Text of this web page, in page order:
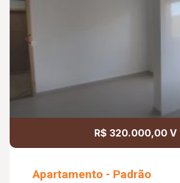
R$ 320.000,00 V
Apartamento - Padrão